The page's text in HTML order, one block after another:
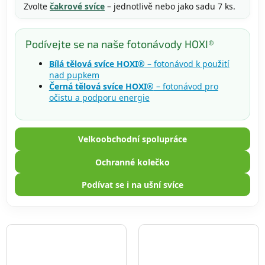
Zvolte čakrové svíce – jednotlivě nebo jako sadu 7 ks.
Podívejte se na naše fotonávody HOXI®
Bílá tělová svíce HOXI® – fotonávod k použití
nad pupkem
Černá tělová svíce HOXI® – fotonávod pro
očistu a podporu energie
Velkoobchodní spolupráce
Ochranné kolečko
Podívat se i na ušní svíce